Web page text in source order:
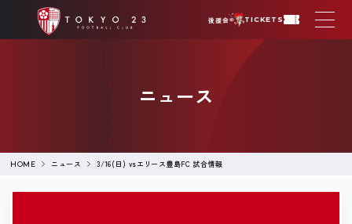
後援会 TICKETS
ニュース
HOME ニュース 3/16(日) vsエリース豊島FC 試合情報